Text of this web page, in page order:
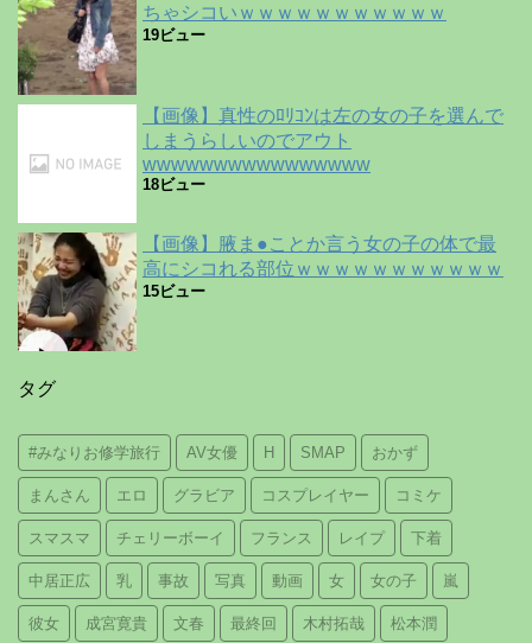
ちゃシコいｗｗｗｗｗｗｗｗｗｗｗ
19ビュー
【画像】真性のﾛﾘｺﾝは左の女の子を選んで
しまうらしいのでアウト
wwwwwwwwwwwwwwww
18ビュー
【画像】腋ま●ことか言う女の子の体で最
高にシコれる部位ｗｗｗｗｗｗｗｗｗｗｗ
15ビュー
タグ
#みなりお修学旅行 AV女優 H SMAP おかず
まんさん エロ グラビア コスプレイヤー コミケ
スマスマ チェリーボーイ フランス レイプ 下着
中居正広 乳 事故 写真 動画 女 女の子 嵐
彼女 成宮寛貴 文春 最終回 木村拓哉 松本潤